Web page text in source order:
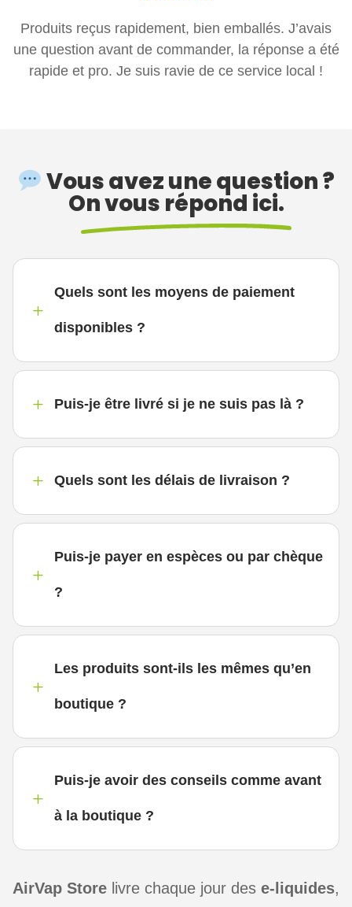
Produits reçus rapidement, bien emballés. J’avais
une question avant de commander, la réponse a été
rapide et pro. Je suis ravie de ce service local !
Vous avez une question ?
On vous répond ici.
L
Quels sont les moyens de paiement
disponibles ?
L Puis-je être livré si je ne suis pas là ?
L Quels sont les délais de livraison ?
L
Puis-je payer en espèces ou par chèque
?
L
Les produits sont-ils les mêmes qu’en
boutique ?
L
Puis-je avoir des conseils comme avant
à la boutique ?
AirVap Storelivre chaque jour des e-liquides,